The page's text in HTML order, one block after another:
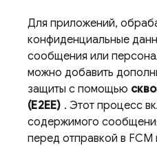
Для приложений,
конфиденциальные
сообщения или
можно добавить
защиты с помощью
(E2EE) . Этот процесс
содержимого
перед отправкой в FCM